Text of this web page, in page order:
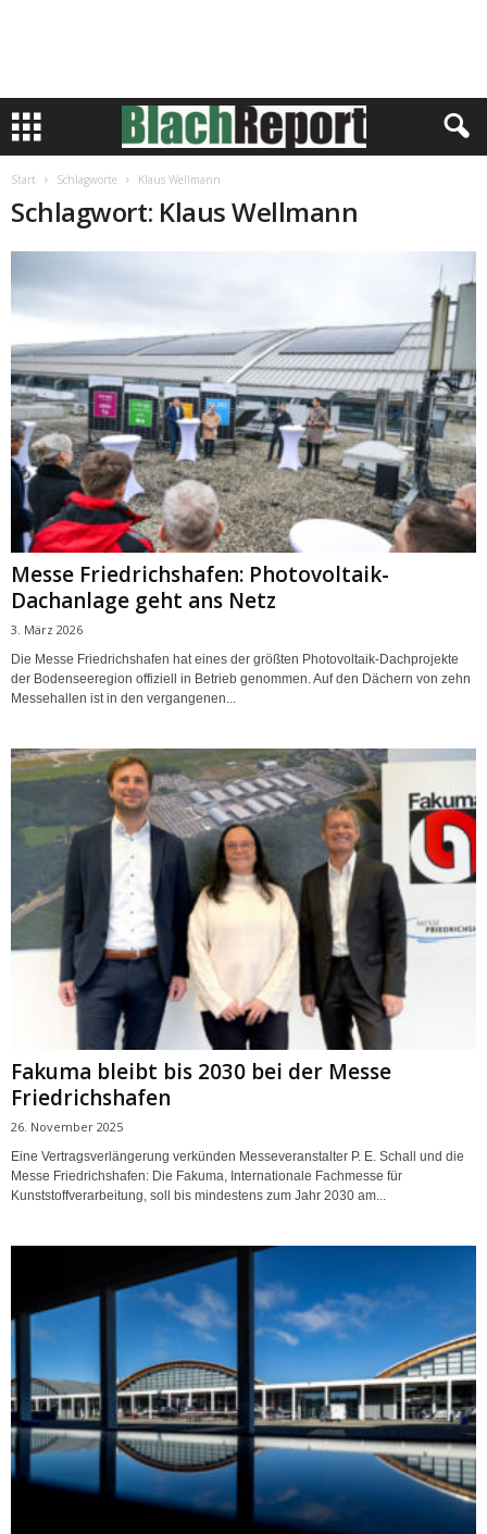
Start Schlagworte Klaus Wellmann
Schlagwort: Klaus Wellmann
Messe Friedrichshafen: Photovoltaik-
Dachanlage geht ans Netz
3. März 2026
Die Messe Friedrichshafen hat eines der größten Photovoltaik-Dachprojekte
der Bodenseeregion offiziell in Betrieb genommen. Auf den Dächern von zehn
Messehallen ist in den vergangenen...
Fakuma bleibt bis 2030 bei der Messe
Friedrichshafen
26. November 2025
Eine Vertragsverlängerung verkünden Messeveranstalter P. E. Schall und die
Messe Friedrichshafen: Die Fakuma, Internationale Fachmesse für
Kunststoffverarbeitung, soll bis mindestens zum Jahr 2030 am...